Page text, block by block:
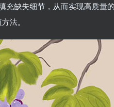
充缺失细节，从而实现高质量
法。